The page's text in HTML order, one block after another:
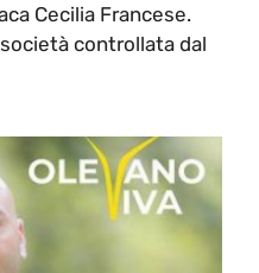
Cecilia Francese.
società controllata dal